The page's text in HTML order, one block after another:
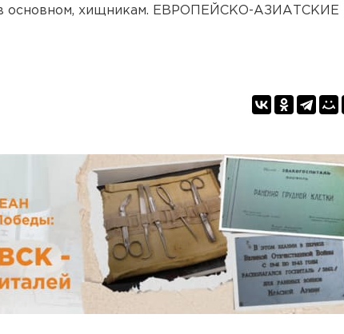
в основном, хищникам. ЕВРОПЕЙСКО-АЗИАТСКИЕ